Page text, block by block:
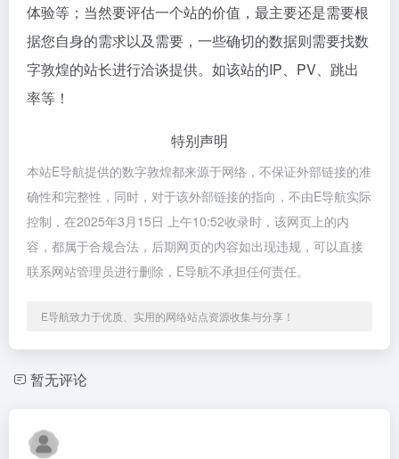
体验等；当然要评估一个站的价值，最主要还是需要根
据您自身的需求以及需要，一些确切的数据则需要找数
字敦煌的站长进行洽谈提供。如该站的IP、PV、跳出
率等！
特别声明
本站E导航提供的数字敦煌都来源于网络，不保证外部链接的准
确性和完整性，同时，对于该外部链接的指向，不由E导航实际
控制，在2025年3月15日 上午10:52收录时，该网页上的内
容，都属于合规合法，后期网页的内容如出现违规，可以直接
联系网站管理员进行删除，E导航不承担任何责任。
E导航致力于优质、实用的网络站点资源收集与分享！
暂无评论